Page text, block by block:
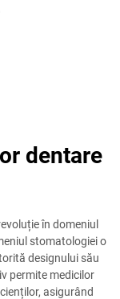
dentare
în domeniul
stomatologiei o
designului său
permite medicilor
asigurând